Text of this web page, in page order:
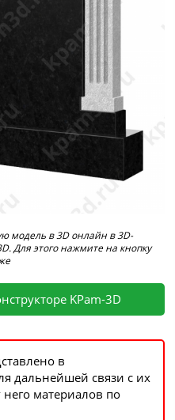
модель в 3D онлайн в 3D-
Для этого нажмите на кнопку
KPam-3D
в
дальнейшей связи с их
материалов по